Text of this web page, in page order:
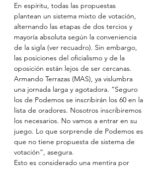
En espíritu, todas las propuestas
plantean un sistema mixto de votación,
alternando las etapas de dos tercios y
mayoría absoluta según la conveniencia
de la sigla (ver recuadro). Sin embargo,
las posiciones del oficialismo y de la
oposición están lejos de ser cercanas.
Armando Terrazas (MAS), ya vislumbra
una jornada larga y agotadora. “Seguro
los de Podemos se inscribirán los 60 en la
lista de oradores. Nosotros inscribiremos
los necesarios. No vamos a entrar en su
juego. Lo que sorprende de Podemos es
que no tiene propuesta de sistema de
votación”, asegura.
Esto es considerado una mentira por